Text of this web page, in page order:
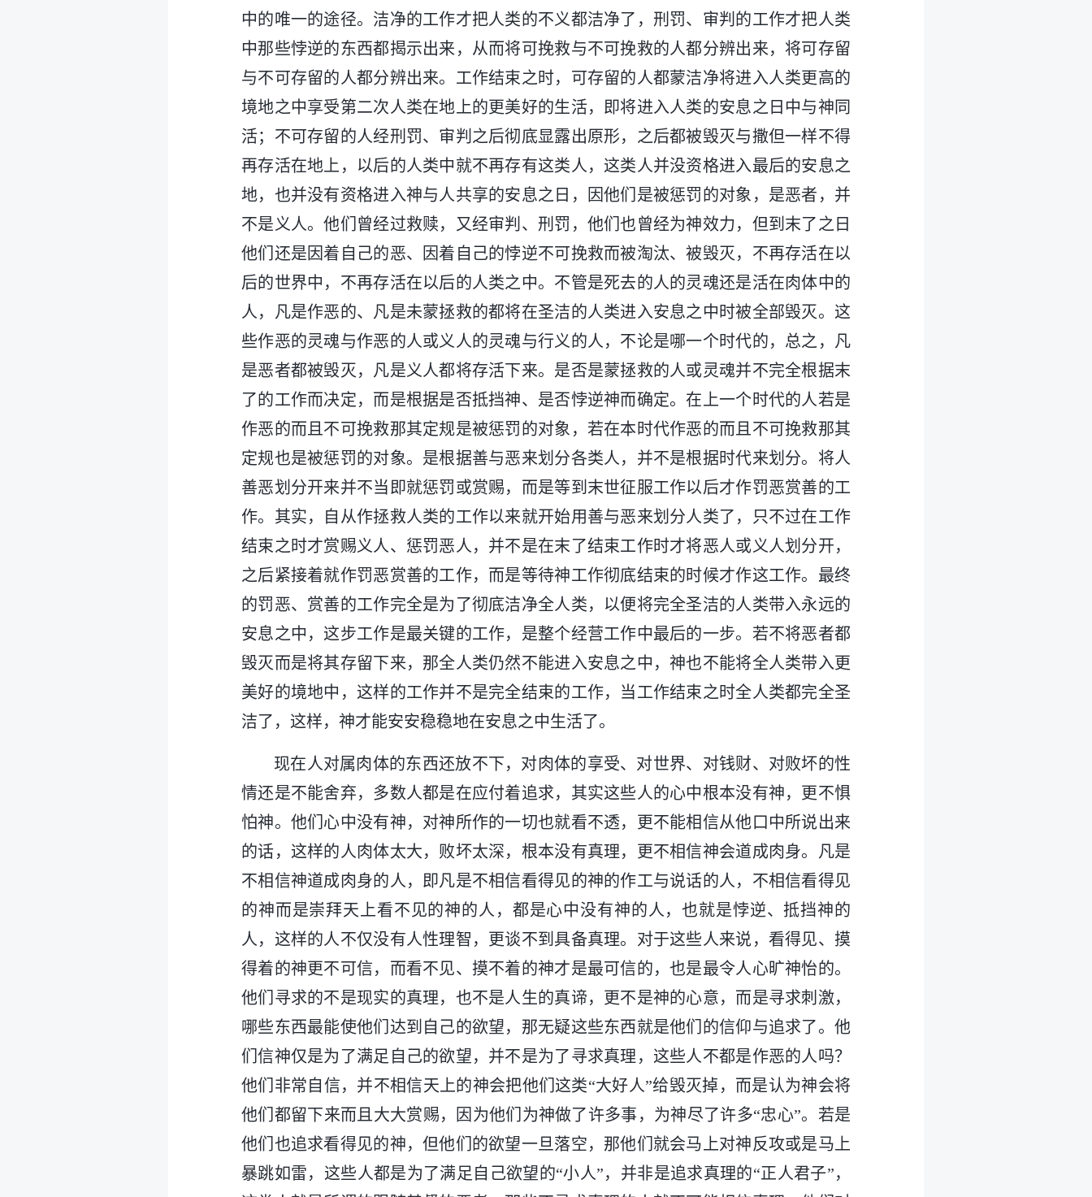
中的唯一的途径。洁净的工作才把人类的不义都洁净了，刑罚、审判的工作才把人类
中那些悖逆的东西都揭示出来，从而将可挽救与不可挽救的人都分辨出来，将可存留
与不可存留的人都分辨出来。工作结束之时，可存留的人都蒙洁净将进入人类更高的
境地之中享受第二次人类在地上的更美好的生活，即将进入人类的安息之日中与神同
活；不可存留的人经刑罚、审判之后彻底显露出原形，之后都被毁灭与撒但一样不得
再存活在地上，以后的人类中就不再存有这类人，这类人并没资格进入最后的安息之
地，也并没有资格进入神与人共享的安息之日，因他们是被惩罚的对象，是恶者，并
不是义人。他们曾经过救赎，又经审判、刑罚，他们也曾经为神效力，但到末了之日
他们还是因着自己的恶、因着自己的悖逆不可挽救而被淘汰、被毁灭，不再存活在以
后的世界中，不再存活在以后的人类之中。不管是死去的人的灵魂还是活在肉体中的
人，凡是作恶的、凡是未蒙拯救的都将在圣洁的人类进入安息之中时被全部毁灭。这
些作恶的灵魂与作恶的人或义人的灵魂与行义的人，不论是哪一个时代的，总之，凡
是恶者都被毁灭，凡是义人都将存活下来。是否是蒙拯救的人或灵魂并不完全根据末
了的工作而决定，而是根据是否抵挡神、是否悖逆神而确定。在上一个时代的人若是
作恶的而且不可挽救那其定规是被惩罚的对象，若在本时代作恶的而且不可挽救那其
定规也是被惩罚的对象。是根据善与恶来划分各类人，并不是根据时代来划分。将人
善恶划分开来并不当即就惩罚或赏赐，而是等到末世征服工作以后才作罚恶赏善的工
作。其实，自从作拯救人类的工作以来就开始用善与恶来划分人类了，只不过在工作
结束之时才赏赐义人、惩罚恶人，并不是在末了结束工作时才将恶人或义人划分开，
之后紧接着就作罚恶赏善的工作，而是等待神工作彻底结束的时候才作这工作。最终
的罚恶、赏善的工作完全是为了彻底洁净全人类，以便将完全圣洁的人类带入永远的
安息之中，这步工作是最关键的工作，是整个经营工作中最后的一步。若不将恶者都
毁灭而是将其存留下来，那全人类仍然不能进入安息之中，神也不能将全人类带入更
美好的境地中，这样的工作并不是完全结束的工作，当工作结束之时全人类都完全圣
洁了，这样，神才能安安稳稳地在安息之中生活了。
现在人对属肉体的东西还放不下，对肉体的享受、对世界、对钱财、对败坏的性
情还是不能舍弃，多数人都是在应付着追求，其实这些人的心中根本没有神，更不惧
怕神。他们心中没有神，对神所作的一切也就看不透，更不能相信从他口中所说出来
的话，这样的人肉体太大，败坏太深，根本没有真理，更不相信神会道成肉身。凡是
不相信神道成肉身的人，即凡是不相信看得见的神的作工与说话的人，不相信看得见
的神而是崇拜天上看不见的神的人，都是心中没有神的人，也就是悖逆、抵挡神的
人，这样的人不仅没有人性理智，更谈不到具备真理。对于这些人来说，看得见、摸
得着的神更不可信，而看不见、摸不着的神才是最可信的，也是最令人心旷神怡的。
他们寻求的不是现实的真理，也不是人生的真谛，更不是神的心意，而是寻求刺激，
哪些东西最能使他们达到自己的欲望，那无疑这些东西就是他们的信仰与追求了。他
们信神仅是为了满足自己的欲望，并不是为了寻求真理，这些人不都是作恶的人吗？
他们非常自信，并不相信天上的神会把他们这类“大好人”给毁灭掉，而是认为神会将
他们都留下来而且大大赏赐，因为他们为神做了许多事，为神尽了许多“忠心”。若是
他们也追求看得见的神，但他们的欲望一旦落空，那他们就会马上对神反攻或是马上
暴跳如雷，这些人都是为了满足自己欲望的“小人”，并非是追求真理的“正人君子”，